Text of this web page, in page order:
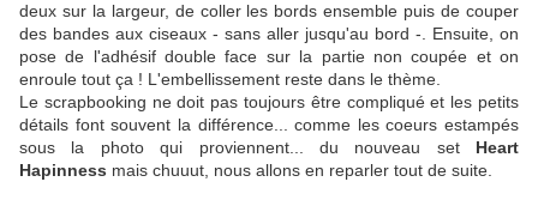
deux sur la largeur, de coller les bords ensemble puis de couper
des bandes aux ciseaux - sans aller jusqu'au bord -. Ensuite, on
pose de l'adhésif double face sur la partie non coupée et on
enroule tout ça ! L'embellissement reste dans le thème.
Le scrapbooking ne doit pas toujours être compliqué et les petits
détails font souvent la différence... comme les coeurs estampés
sous la photo qui proviennent... du nouveau set Heart
Hapinness mais chuuut, nous allons en reparler tout de suite.